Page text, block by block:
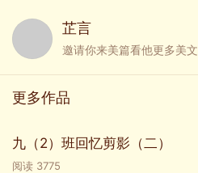
芷言
邀请你来美篇看他更多美文
更多作品
九（2）班回忆剪影（二）
阅读 3775